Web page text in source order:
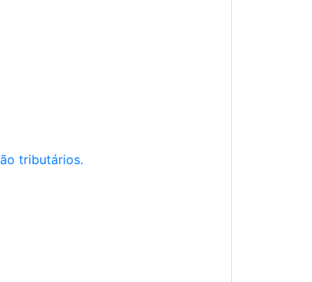
tributários.